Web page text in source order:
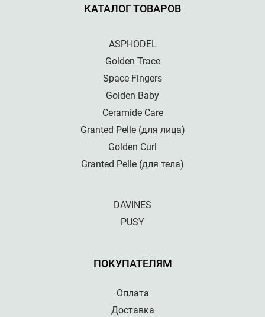
КАТАЛОГ ТОВАРОВ
ASPHODEL
Golden Trace
Space Fingers
Golden Baby
Ceramide Care
Granted Pelle (для лица)
Golden Curl
Granted Pelle (для тела)
DAVINES
PUSY
ПОКУПАТЕЛЯМ
Оплата
Доставка